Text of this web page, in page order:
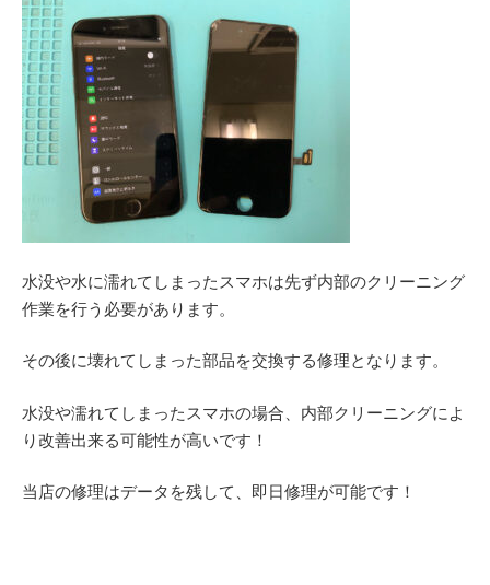
水没や水に濡れてしまったスマホは先ず内部のクリーニング
作業を行う必要があります。
その後に壊れてしまった部品を交換する修理となります。
水没や濡れてしまったスマホの場合、内部クリーニングによ
り改善出来る可能性が高いです！
当店の修理はデータを残して、即日修理が可能です！